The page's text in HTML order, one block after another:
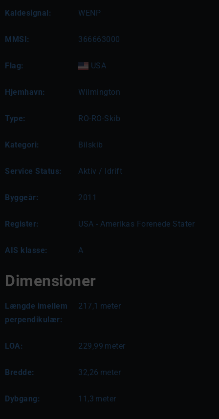
Kaldesignal: WENP
MMSI: 366663000
Flag: USA
Hjemhavn: Wilmington
Type: RO-RO-Skib
Kategori: Bilskib
Service Status: Aktiv / Idrift
Byggeår: 2011
Register: USA - Amerikas Forenede Stater
AIS klasse: A
Dimensioner
Længde imellem
perpendikulær:
217,1 meter
LOA: 229,99 meter
Bredde: 32,26 meter
Dybgang: 11,3 meter